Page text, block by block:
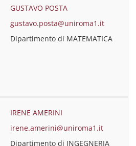
GUSTAVO POSTA
gustavo.posta@uniroma1.it
Dipartimento di MATEMATICA
IRENE AMERINI
irene.amerini@uniroma1.it
Dipartimento di INGEGNERIA